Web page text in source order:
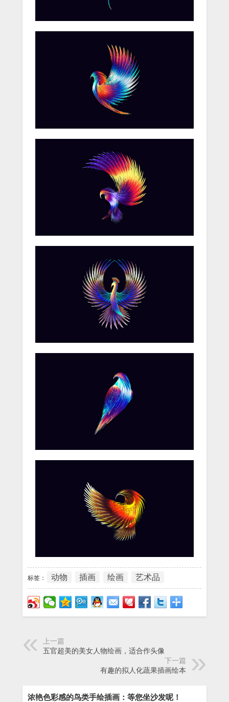
标签： 动物 插画 绘画 艺术品
上一篇
五官超美的美女人物绘画，适合作头像
下一篇
有趣的拟人化蔬果插画绘本
浓艳色彩感的鸟类手绘插画：等您坐沙发呢！